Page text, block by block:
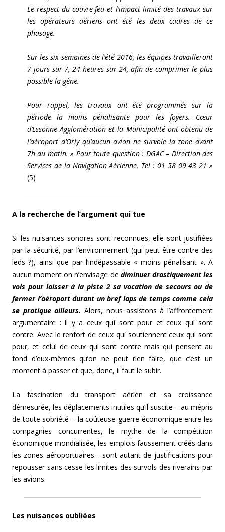
Le respect du couvre-feu et l’impact limité des travaux sur
les opérateurs aériens ont été les deux cadres de ce
phasage.
Sur les six semaines de l’été 2016, les équipes travailleront
7 jours sur 7, 24 heures sur 24, afin de comprimer le plus
possible la gêne.
Pour rappel, les travaux ont été programmés sur la
période la moins pénalisante pour les foyers. Cœur
d’Essonne Agglomération et la Municipalité ont obtenu de
l’aéroport d’Orly qu’aucun avion ne survole la zone avant
7h du matin. » Pour toute question : DGAC – Direction des
Services de la Navigation Aérienne. Tel : 01 58 09 43 21 »
(5)
A la recherche de l’argument qui tue
Si les nuisances sonores sont reconnues, elle sont justifiées
par la sécurité, par l’environnement (qui peut être contre des
leds ?), ainsi que par l’indépassable « moins pénalisant ». A
aucun moment on n’envisage de diminuer drastiquement les
vols pour laisser à la piste 2 sa vocation de secours ou de
fermer l’aéroport durant un bref laps de temps comme cela
se pratique ailleurs.Alors, nous assistons à l’affrontement
argumentaire : il y a ceux qui sont pour et ceux qui sont
contre. Avec le renfort de ceux qui soutiennent ceux qui sont
pour, et celui de ceux qui sont contre mais qui pensent au
fond d’eux-mêmes qu’on ne peut rien faire, que c’est un
moment à passer et que, donc, il faut le subir.
La fascination du transport aérien et sa croissance
démesurée, les déplacements inutiles qu’il suscite – au mépris
de toute sobriété – la coûteuse guerre économique entre les
compagnies concurrentes, le mythe de la compétition
économique mondialisée, les emplois faussement créés dans
les zones aéroportuaires… sont autant de justifications pour
repousser sans cesse les limites des survols des riverains par
les avions.
Les nuisances oubliées